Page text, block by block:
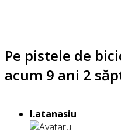
Pe pistele de
acum 9 ani 2
l.atanasiu